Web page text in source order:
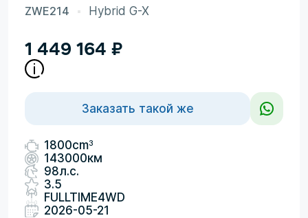
ZWE214 Hybrid G-X
1 449 164 ₽
Заказать такой же
1800cm3
143000км
98л.с.
3.5
FULLTIME4WD
2026-05-21